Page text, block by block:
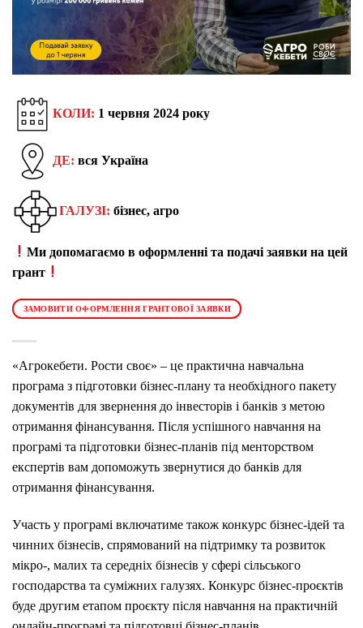
КОЛИ: 1 червня 2024 року
ДЕ: вся Україна
ГАЛУЗІ: бізнес, агро
Ми допомагаємо в оформленні та подачі заявки на цей
грант
ЗАМОВИТИ ОФОРМЛЕННЯ ГРАНТОВОЇ ЗАЯВКИ
«Агрокебети. Рости своє» – це практична навчальна
програма з підготовки бізнес-плану та необхідного пакету
документів для звернення до інвесторів і банків з метою
отримання фінансування. Після успішного навчання на
програмі та підготовки бізнес-планів під менторством
експертів вам допоможуть звернутися до банків для
отримання фінансування.
Участь у програмі включатиме також конкурс бізнес-ідей та
чинних бізнесів, спрямований на підтримку та розвиток
мікро-, малих та середніх бізнесів у сфері сільського
господарства та суміжних галузях. Конкурс бізнес-проєктів
буде другим етапом проєкту після навчання на практичній